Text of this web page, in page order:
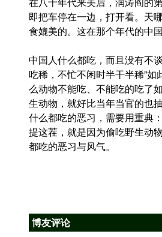
即把车停在一边，打开看。天
食媲美的。这在那个年代的中
中国人什么都吃，而且没有不
吃稀，不忙不闲时半干半稀”
么动物不能吃、不能吃的吃了
生动物，就好比当年当官的也
什么都吃的恶习，需要用重典
提这茬，就是因为偷吃野生动
都吃的恶习与风气。
博友评论